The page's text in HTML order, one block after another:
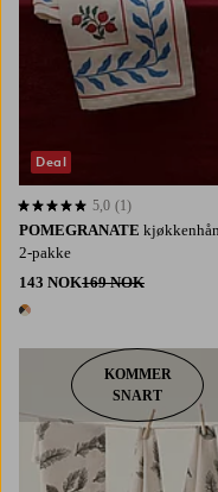
POMEGRANATE
2-pakke
143 NOK169 NOK
1 farge
5,0 basert på 1 karaktergivninger
5,0 (1)
Deal
KOMMER
SNART